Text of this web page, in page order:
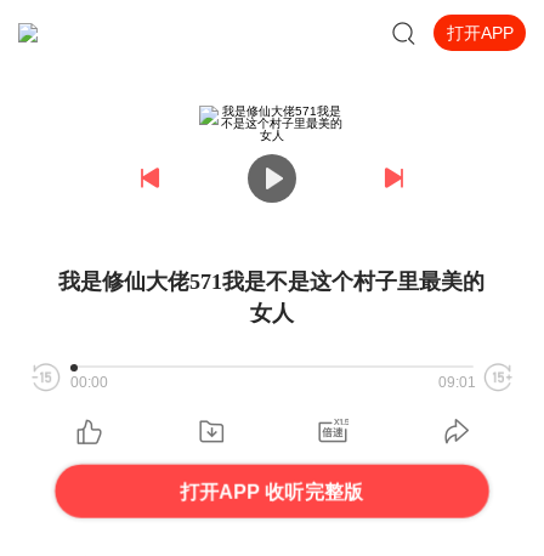
打开APP
我是修仙大佬571我是不是这个村子里最美的
女人
00:00 09:01
打开APP 收听完整版